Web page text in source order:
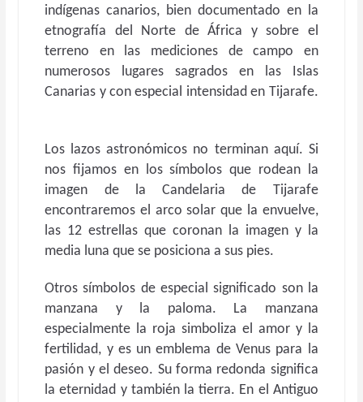
indígenas canarios, bien documentado en la
etnografía del Norte de África y sobre el
terreno en las mediciones de campo en
numerosos lugares sagrados en las Islas
Canarias y con especial intensidad en Tijarafe.
Los lazos astronómicos no terminan aquí. Si
nos fijamos en los símbolos que rodean la
imagen de la Candelaria de Tijarafe
encontraremos el arco solar que la envuelve,
las 12 estrellas que coronan la imagen y la
media luna que se posiciona a sus pies.
Otros símbolos de especial significado son la
manzana y la paloma. La manzana
especialmente la roja simboliza el amor y la
fertilidad, y es un emblema de Venus para la
pasión y el deseo. Su forma redonda significa
la eternidad y también la tierra. En el Antiguo